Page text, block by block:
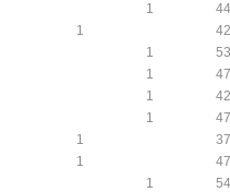
1
44
1
42
1
53
1
47
1
42
1
47
1
37
1
47
1
54